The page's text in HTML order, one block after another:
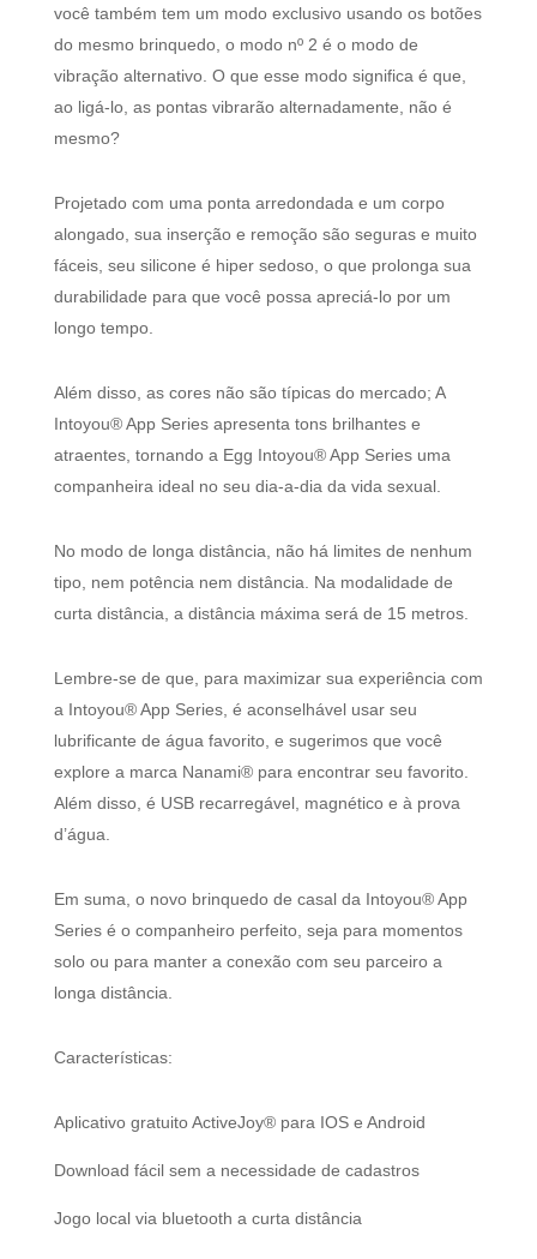
você também tem um modo exclusivo usando os botões
do mesmo brinquedo, o modo nº 2 é o modo de
vibração alternativo. O que esse modo significa é que,
ao ligá-lo, as pontas vibrarão alternadamente, não é
mesmo?
Projetado com uma ponta arredondada e um corpo
alongado, sua inserção e remoção são seguras e muito
fáceis, seu silicone é hiper sedoso, o que prolonga sua
durabilidade para que você possa apreciá-lo por um
longo tempo.
Além disso, as cores não são típicas do mercado; A
Intoyou® App Series apresenta tons brilhantes e
atraentes, tornando a Egg Intoyou® App Series uma
companheira ideal no seu dia-a-dia da vida sexual.
No modo de longa distância, não há limites de nenhum
tipo, nem potência nem distância. Na modalidade de
curta distância, a distância máxima será de 15 metros.
Lembre-se de que, para maximizar sua experiência com
a Intoyou® App Series, é aconselhável usar seu
lubrificante de água favorito, e sugerimos que você
explore a marca Nanami® para encontrar seu favorito.
Além disso, é USB recarregável, magnético e à prova
d’água.
Em suma, o novo brinquedo de casal da Intoyou® App
Series é o companheiro perfeito, seja para momentos
solo ou para manter a conexão com seu parceiro a
longa distância.
Características:
Aplicativo gratuito ActiveJoy® para IOS e Android
Download fácil sem a necessidade de cadastros
Jogo local via bluetooth a curta distância